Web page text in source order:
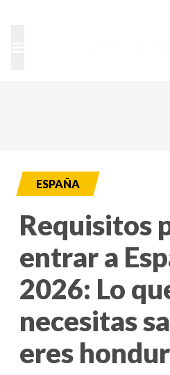
ESPAÑA
Requisitos
entrar a
2026: Lo
necesitas
eres